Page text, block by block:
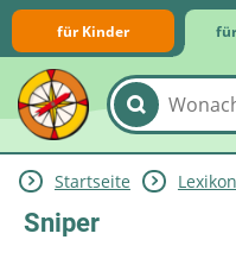
für Kinder
Lernmodule
Internet-
Praxishilfen
Aktuelles
Startseite Lexikon
Sniper